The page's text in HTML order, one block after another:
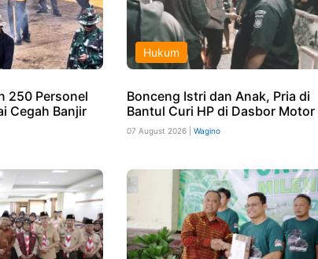
250 Personel
Cegah Banjir
Hukum
Bonceng Istri dan Anak, Pria di
Bantul Curi HP di Dasbor Motor
07 August 2026 | Wagino